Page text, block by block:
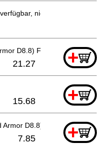
nicht bestellbar
D8.8) For Gbr (110v)
+
21.27
+
15.68
Armor D8.8) For Pan+
7.85